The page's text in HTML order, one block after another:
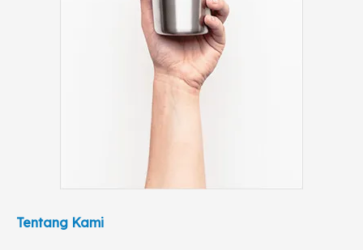
Tentang Kami